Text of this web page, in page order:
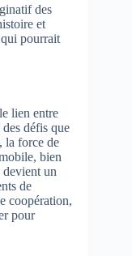
des
et
pourrait
lien entre
défis que
la force de
bien
devient un
de
coopération,
pour